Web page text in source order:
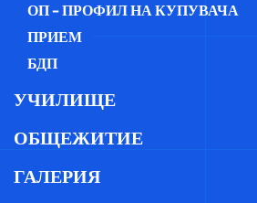
ОП - ПРОФИЛ НА КУПУВАЧА
ПРИЕМ
БДП
УЧИЛИЩЕ
ОБЩЕЖИТИЕ
ГАЛЕРИЯ